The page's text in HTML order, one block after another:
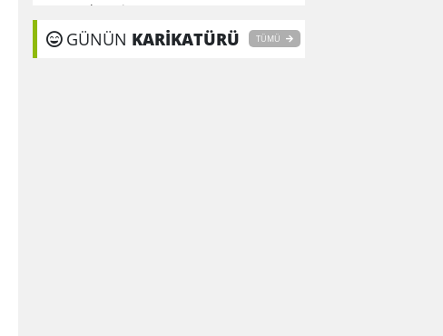
Çaykur Rizespor
9
Konyaspor 34 40
-7
GÜNÜN KARİKATÜRÜ TÜMÜ